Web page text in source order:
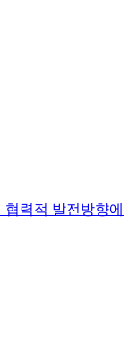
력적 발전방향에